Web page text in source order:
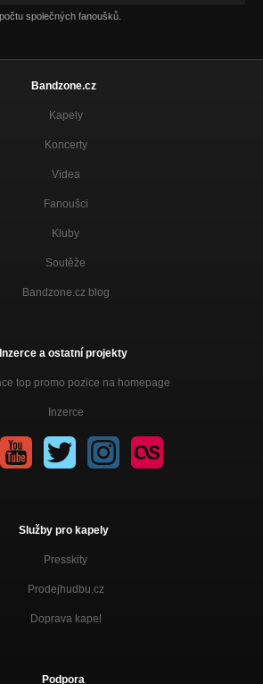
společných fanoušků.
Bandzone.cz
Kapely
Koncerty
Videa
Fanoušci
Kluby
Soutěže
Bandzone.cz blog
Inzerce a ostatní projekty
top promo pozice na homepage
Inzerce
Služby pro kapely
Presskity
Prodejhudbu.cz
Doprava kapel
Podpora